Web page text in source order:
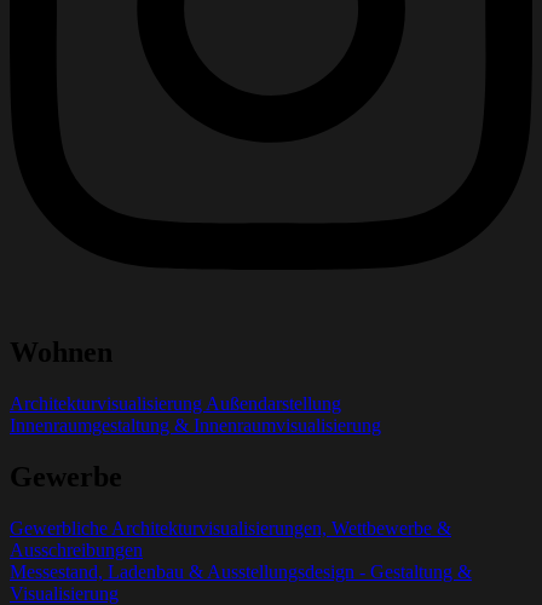
Wohnen
Architekturvisualisierung Außendarstellung
Innenraumgestaltung & Innenraumvisualisierung
Gewerbe
Gewerbliche Architekturvisualisierungen, Wettbewerbe &
Ausschreibungen
Messestand, Ladenbau & Ausstellungsdesign - Gestaltung &
Visualisierung